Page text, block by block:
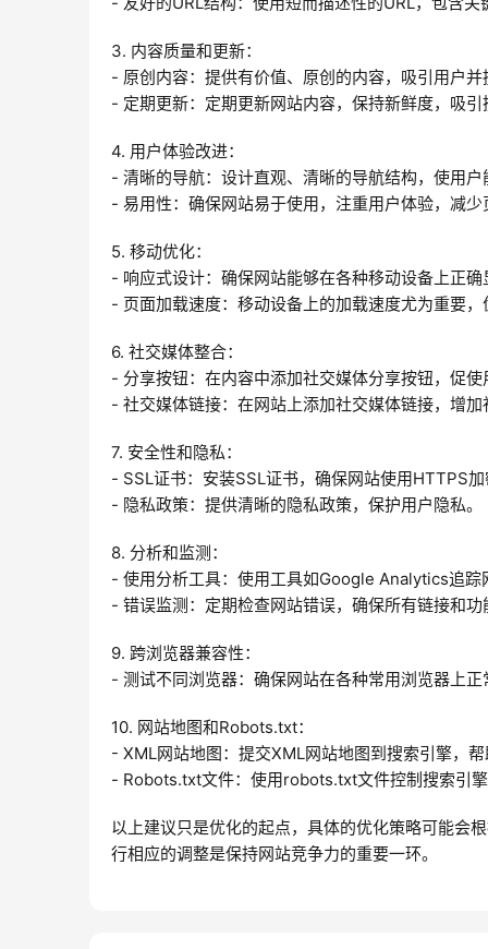
3. 内容质量和更新：
- 原创内容：提供有价值、原创的内容，吸引用户
- 定期更新：定期更新网站内容，保持新鲜度，吸
4. 用户体验改进：
- 清晰的导航：设计直观、清晰的导航结构，使用
- 易用性：确保网站易于使用，注重用户体验，减
5. 移动优化：
- 响应式设计：确保网站能够在各种移动设备上正确
- 页面加载速度：移动设备上的加载速度尤为重要
6. 社交媒体整合：
- 分享按钮：在内容中添加社交媒体分享按钮，促
- 社交媒体链接：在网站上添加社交媒体链接，增
7. 安全性和隐私：
- SSL证书：安装SSL证书，确保网站使用HTTPS
- 隐私政策：提供清晰的隐私政策，保护用户隐私。
8. 分析和监测：
- 使用分析工具：使用工具如Google Analytics追
- 错误监测：定期检查网站错误，确保所有链接和
9. 跨浏览器兼容性：
- 测试不同浏览器：确保网站在各种常用浏览器上
10. 网站地图和Robots.txt：
- XML网站地图：提交XML网站地图到搜索引擎，
- Robots.txt文件：使用robots.txt文件控制搜索引
以上建议只是优化的起点，具体的优化策略可能会
行相应的调整是保持网站竞争力的重要一环。